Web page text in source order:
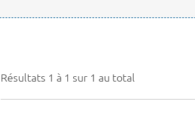
Résultats 1 à 1 sur 1 au total